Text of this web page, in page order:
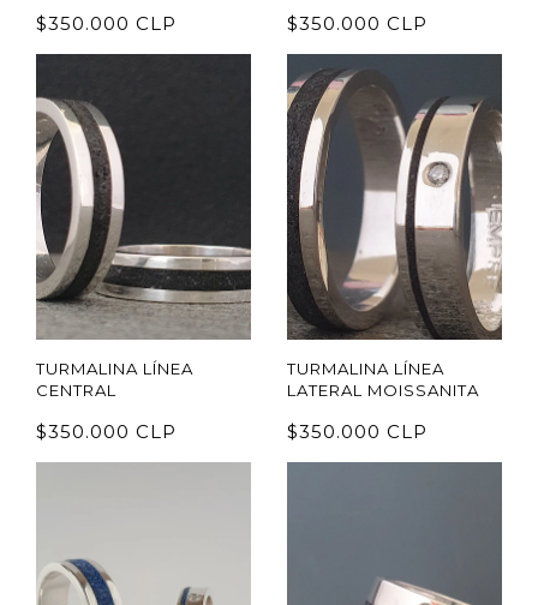
$350.000 CLP $350.000 CLP
TURMALINA LÍNEA
CENTRAL
$350.000 CLP
TURMALINA LÍNEA
LATERAL MOISSANITA
$350.000 CLP